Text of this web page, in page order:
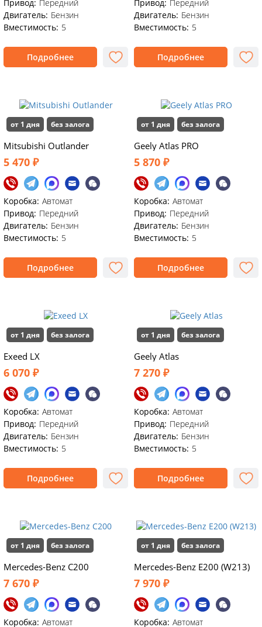
Привод: Передний
Двигатель: Бензин
Вместимость: 5
Подробнее
Привод: Передний
Двигатель: Бензин
Вместимость: 5
Подробнее
от 1 дня без залога
Mitsubishi Outlander
5 470 ₽
Коробка: Автомат
Привод: Передний
Двигатель: Бензин
Вместимость: 5
Подробнее
от 1 дня без залога
Geely Atlas PRO
5 870 ₽
Коробка: Автомат
Привод: Передний
Двигатель: Бензин
Вместимость: 5
Подробнее
от 1 дня без залога
Exeed LX
6 070 ₽
Коробка: Автомат
Привод: Передний
Двигатель: Бензин
Вместимость: 5
Подробнее
от 1 дня без залога
Geely Atlas
7 270 ₽
Коробка: Автомат
Привод: Передний
Двигатель: Бензин
Вместимость: 5
Подробнее
от 1 дня без залога
Mercedes-Benz C200
7 670 ₽
Коробка: Автомат
от 1 дня без залога
Mercedes-Benz E200 (W213)
7 970 ₽
Коробка: Автомат